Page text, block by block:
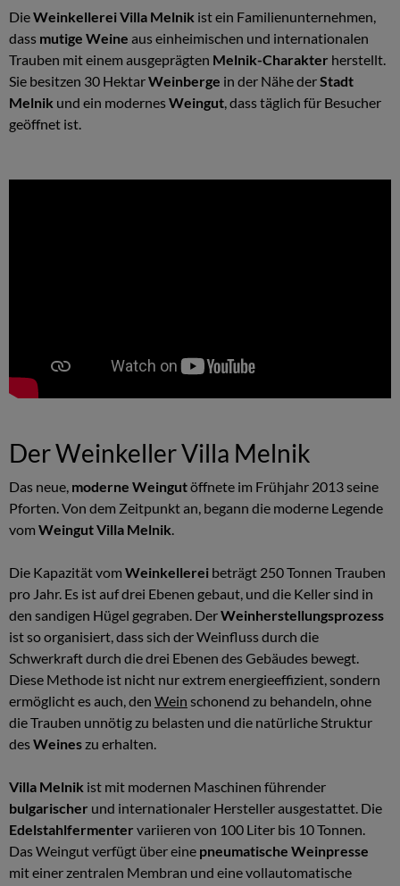
DieWeinkellerei Villa Melnik ist ein Familienunternehmen,
dass mutige Weine aus einheimischen und internationalen
Trauben mit einem ausgeprägten Melnik-Charakter herstellt.
Sie besitzen 30 HektarWeinberge in der Nähe derStadt
Melnik und ein modernesWeingut, dass täglich für Besucher
geöffnet ist.
Der Weinkeller Villa Melnik
Das neue, moderne Weingutöffnete im Frühjahr 2013 seine
Pforten. Von dem Zeitpunkt an, begann die moderne Legende
vom Weingut Villa Melnik.
Die Kapazität vom Weinkellerei beträgt 250 Tonnen Trauben
pro Jahr. Es ist auf drei Ebenen gebaut, und die Keller sind in
den sandigen Hügel gegraben. DerWeinherstellungsprozess
ist so organisiert, dass sich der Weinfluss durch die
Schwerkraft durch die drei Ebenen des Gebäudes bewegt.
Diese Methode ist nicht nur extrem energieeffizient, sondern
ermöglicht es auch, den Wein schonend zu behandeln, ohne
die Trauben unnötig zu belasten und die natürliche Struktur
desWeineszu erhalten.
Villa Melnik ist mit modernen Maschinen führender
bulgarischer und internationaler Hersteller ausgestattet. Die
Edelstahlfermenter variieren von 100 Liter bis 10 Tonnen.
Das Weingut verfügt über eine pneumatische Weinpresse
mit einer zentralen Membran und eine vollautomatische